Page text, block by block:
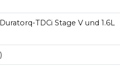
TDCi Stage V und 1.6L